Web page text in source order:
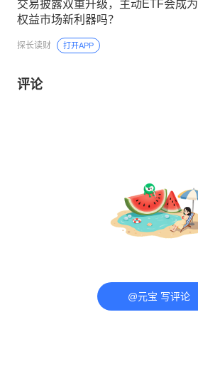
交易披露双重升级，主动ETF会成为
权益市场新利器吗？
探长读财 打开APP
评论
@元宝 写评论